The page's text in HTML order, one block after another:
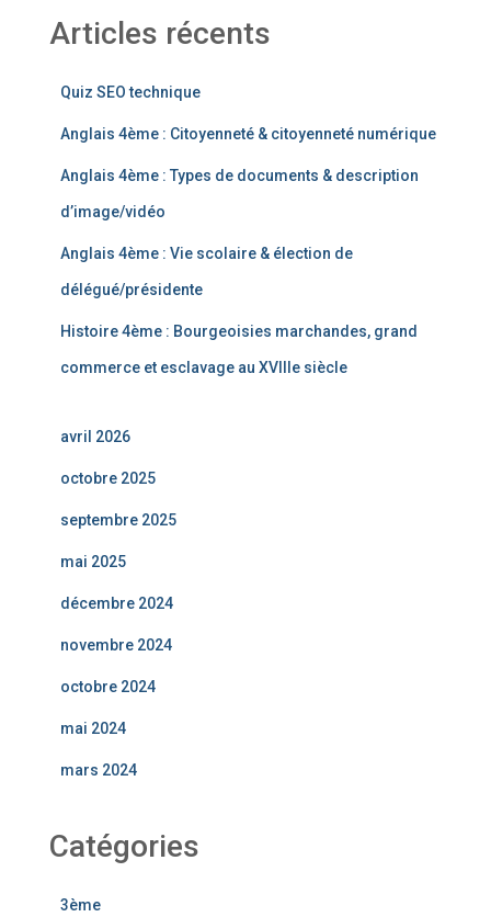
Articles récents
Quiz SEO technique
Anglais 4ème : Citoyenneté & citoyenneté numérique
Anglais 4ème : Types de documents & description
d’image/vidéo
Anglais 4ème : Vie scolaire & élection de
délégué/présidente
Histoire 4ème : Bourgeoisies marchandes, grand
commerce et esclavage au XVIIIe siècle
avril 2026
octobre 2025
septembre 2025
mai 2025
décembre 2024
novembre 2024
octobre 2024
mai 2024
mars 2024
Catégories
3ème